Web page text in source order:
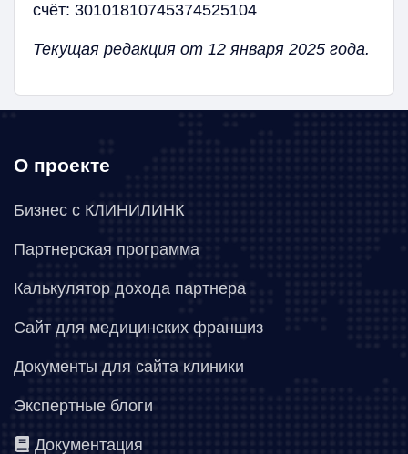
счёт: 30101810745374525104
Текущая редакция от 12 января 2025 года.
О проекте
Бизнес с КЛИНИЛИНК
Партнерская программа
Калькулятор дохода партнера
Сайт для медицинских франшиз
Документы для сайта клиники
Экспертные блоги
Документация